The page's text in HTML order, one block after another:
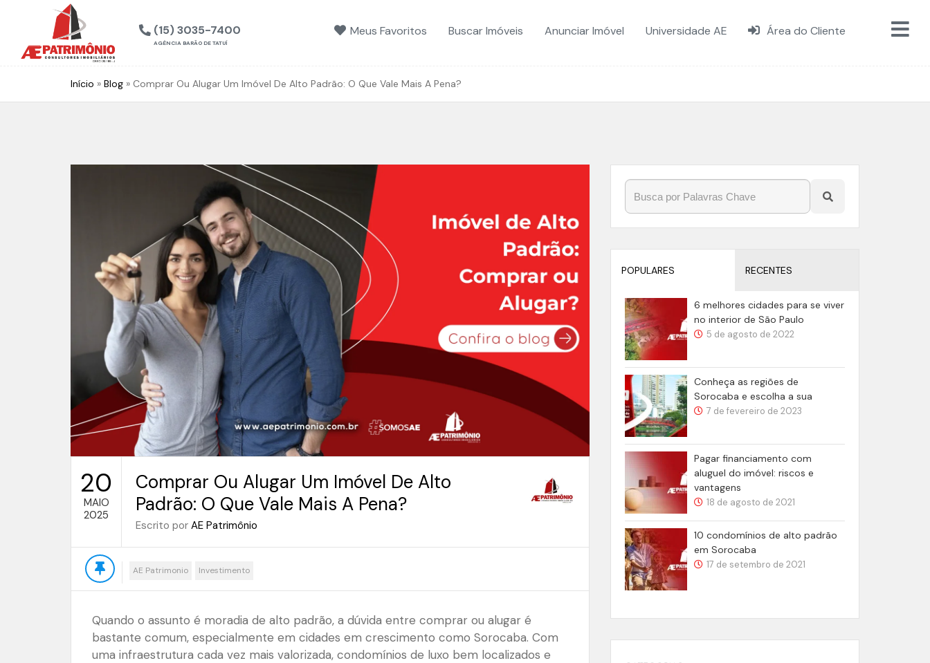
(15) 3035-7400
AGÊNCIA BARÃO DE TATUÍ
Meus Favoritos Buscar Imóveis Anunciar Imóvel Universidade AE Área do Cliente
Início » Blog » Comprar Ou Alugar Um Imóvel De Alto Padrão: O Que Vale Mais A Pena?
20
MAIO
2025
Comprar Ou Alugar Um Imóvel De Alto
Padrão: O Que Vale Mais A Pena?
Escrito por AE Patrimônio
AE Patrimonio Investimento
Quando o assunto é moradia de alto padrão, a dúvida entre comprar ou alugar é
bastante comum, especialmente em cidades em crescimento como Sorocaba. Com
uma infraestrutura cada vez mais valorizada, condomínios de luxo bem localizados e
POPULARES RECENTES
6 melhores cidades para se viver
no interior de São Paulo
5 de agosto de 2022
Conheça as regiões de
Sorocaba e escolha a sua
7 de fevereiro de 2023
Pagar financiamento com
aluguel do imóvel: riscos e
vantagens
18 de agosto de 2021
10 condomínios de alto padrão
em Sorocaba
17 de setembro de 2021